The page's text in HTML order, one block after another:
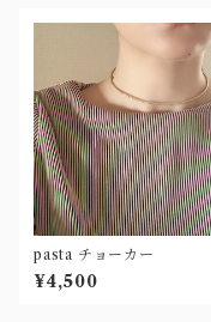
pasta チョーカー
¥4,500